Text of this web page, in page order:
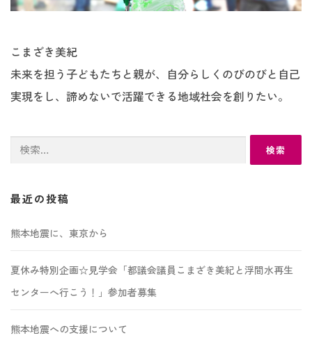
こまざき美紀
未来を担う子どもたちと親が、自分らしくのびのびと自己
実現をし、諦めないで活躍できる地域社会を創りたい。
検
最近の投稿
熊本地震に、東京から
夏休み特別企画☆見学会「都議会議員こまざき美紀と浮間水再生
センターへ行こう！」参加者募集
熊本地震への支援について